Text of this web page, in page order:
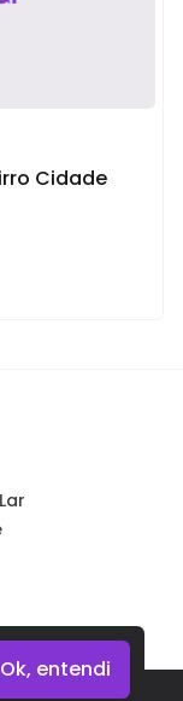
Ok, entendi
Cidade